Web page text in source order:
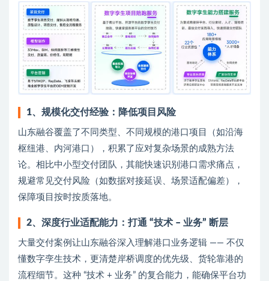
1、规模化交付经验：降低项目风险
山东融谷覆盖了不同类型、不同规模的港口项目（如沿海
枢纽港、内河港口），积累了应对复杂场景的成熟方法
论。相比中小型交付团队，其能快速识别港口需求痛点，
规避常见交付风险（如数据对接延误、场景适配偏差），
保障项目按时按质落地。
2、深度行业适配能力：打通 “技术 – 业务” 断层
大量交付案例让山东融谷深入理解港口业务逻辑 —— 不仅
懂数字孪生技术，更清楚岸桥调度的优先级、货轮靠港的
流程细节。这种 “技术 + 业务” 的复合能力，能确保平台功